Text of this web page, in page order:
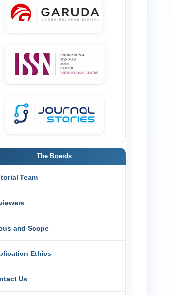
The Boards
Team
and Scope
Ethics
Us